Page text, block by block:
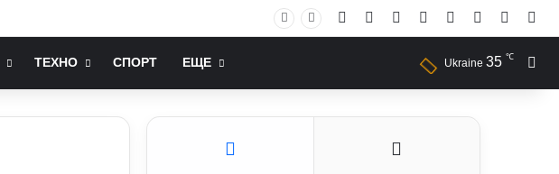
Facebook YouTubeInstagram
RSS Log In
ТЕХНО СПОРТ ЕЩЕ Ukraine 35 ℃